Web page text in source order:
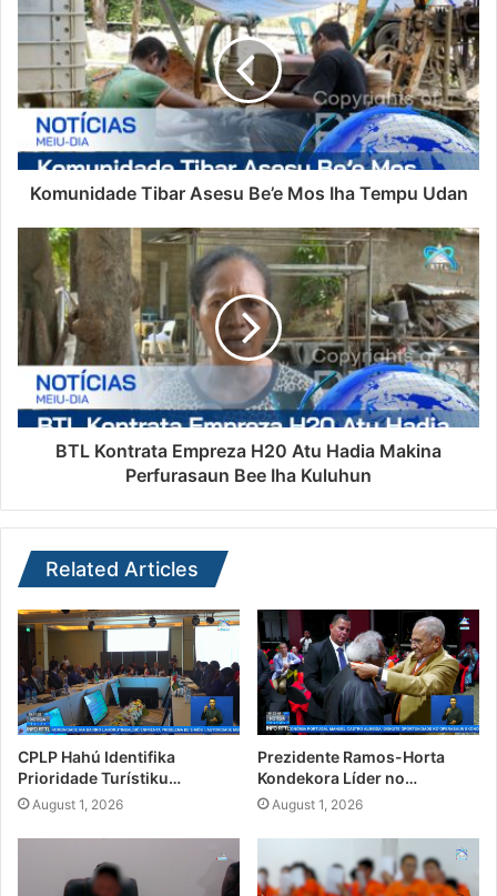
Komunidade Tibar Asesu Be’e Mos Iha Tempu Udan
BTL Kontrata Empreza H20 Atu Hadia Makina
Perfurasaun Bee Iha Kuluhun
Related Articles
CPLP Hahú Identifika
Prioridade Turístiku…
August 1, 2026
Prezidente Ramos-Horta
Kondekora Líder no…
August 1, 2026